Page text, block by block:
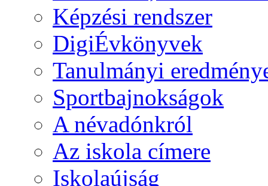
Képzési rendszer
DigiÉvkönyvek
Tanulmányi
Sportbajnokságok
A névadónkról
Az iskola címere
Iskolaújság